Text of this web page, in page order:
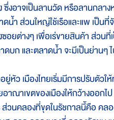
อาจเป็นลานวัด หรือลานกลา
น้ำ ส่วนใหญ่ใช้เรือและแพ เป็น
อยต่างๆ เพื่อเร่ขายสินค้า ส่วน
บก และตลาดน้ำ จะมีเป็นย่านๆ
ว เมืองไทยเริ่มมีการปรับตัวใ
ณาเขตของเมืองให้กว้างออก
วนคลองที่ขุดในรัชกาลนี้คือ ค